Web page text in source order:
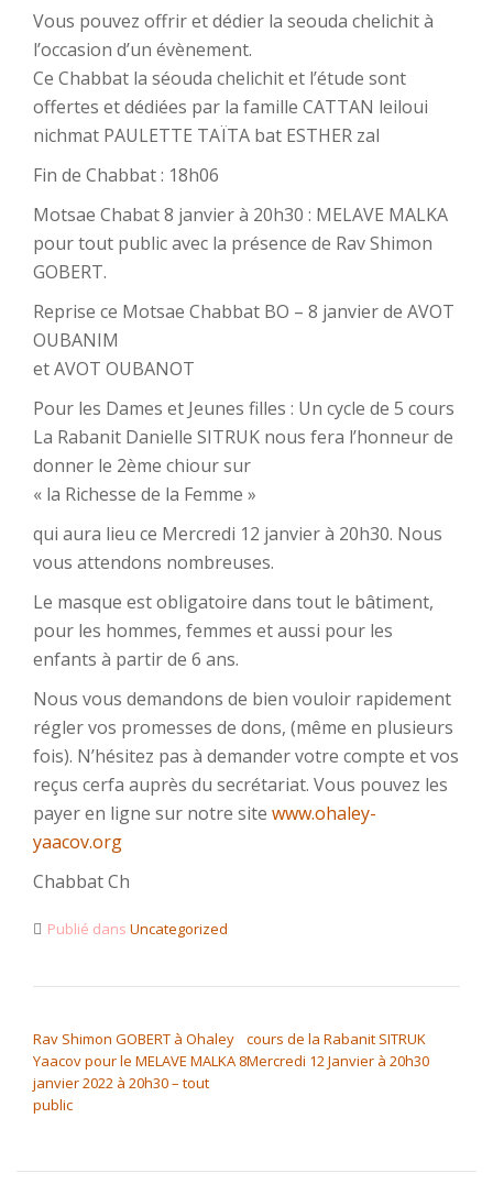
Vous pouvez offrir et dédier la seouda chelichit à
l’occasion d’un évènement.
Ce Chabbat la séouda chelichit et l’étude sont
offertes et dédiées par la famille CATTAN leiloui
nichmat PAULETTE TAÏTA bat ESTHER zal
Fin de Chabbat : 18h06
Motsae Chabat 8 janvier à 20h30 : MELAVE MALKA
pour tout public avec la présence de Rav Shimon
GOBERT.
Reprise ce Motsae Chabbat BO – 8 janvier de AVOT
OUBANIM
et AVOT OUBANOT
Pour les Dames et Jeunes filles : Un cycle de 5 cours
La Rabanit Danielle SITRUK nous fera l’honneur de
donner le 2ème chiour sur
« la Richesse de la Femme »
qui aura lieu ce Mercredi 12 janvier à 20h30. Nous
vous attendons nombreuses.
Le masque est obligatoire dans tout le bâtiment,
pour les hommes, femmes et aussi pour les
enfants à partir de 6 ans.
Nous vous demandons de bien vouloir rapidement
régler vos promesses de dons, (même en plusieurs
fois). N’hésitez pas à demander votre compte et vos
reçus cerfa auprès du secrétariat. Vous pouvez les
payer en ligne sur notre site www.ohaley-
yaacov.org
Chabbat Ch
Publié dans Uncategorized
Rav Shimon GOBERT à Ohaley
Yaacov pour le MELAVE MALKA 8
janvier 2022 à 20h30 – tout
public
cours de la Rabanit SITRUK
Mercredi 12 Janvier à 20h30